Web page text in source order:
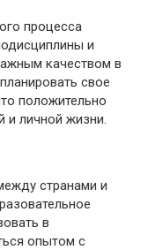
процесса
и
качеством в
свое
положительно
и личной жизни.
странами и
в
опытом с